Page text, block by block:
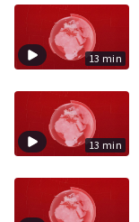
13 min
13 min